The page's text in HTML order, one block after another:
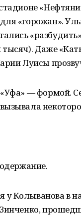
«горожан».
тысяч). Даже
Луисы
— формой.
Колыванова в